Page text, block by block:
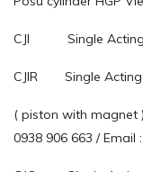
CJI Single Acting-
CJIR Single Acting-
( piston with magnet
0938 906 663 /